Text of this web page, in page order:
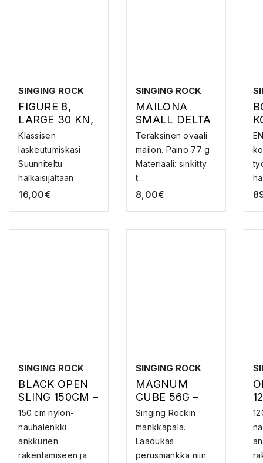
SINGING ROCK
FIGURE 8,
LARGE 30 KN,
BLACK –
LASKEUTUMIS
KASI
Klassisen
laskeutumiskasi.
Suunniteltu
halkaisijaltaan
paksummille ...
16,00€
SINGING ROCK
MAILONA
SMALL DELTA
– MAILLON
Teräksinen ovaali
mailon. Paino 77 g
Materiaali: sinkitty
t...
8,00€
SINGING ROCK
BLACK OPEN
SLING 150CM –
SLINGI
150 cm nylon-
nauhalenkki
ankkurien
rakentamiseen ja
SINGING ROCK
MAGNUM
CUBE 56G –
MANKKA
Singing Rockin
mankkapala.
Laadukas
perusmankka niin